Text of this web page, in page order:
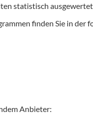
statistisch
finden Sie in der
Anbieter: